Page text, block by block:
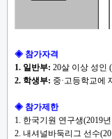
◈ 참가자격
1. 일반부: 20살 이상 성인
2. 학생부: 중·고등학교에
◈ 참가제한
1. 한국기원 연구생(2019
2. 내셔널바둑리그 선수